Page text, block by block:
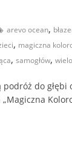
arevo ocean,
, magiczna
, samogłów,
do